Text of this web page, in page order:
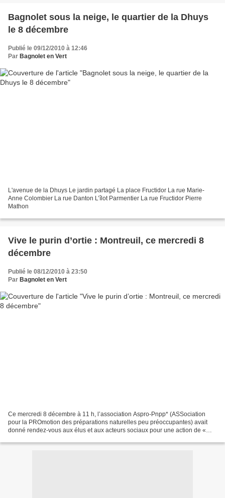
Bagnolet sous la neige, le quartier de la Dhuys
le 8 décembre
Publié le 09/12/2010 à 12:46
Par Bagnolet en Vert
L'avenue de la Dhuys Le jardin partagé La place Fructidor La rue Marie-
Anne Colombier La rue Danton L’îlot Parmentier La rue Fructidor Pierre
Mathon
Vive le purin d’ortie : Montreuil, ce mercredi 8
décembre
Publié le 08/12/2010 à 23:50
Par Bagnolet en Vert
Ce mercredi 8 décembre à 11 h, l’association Aspro-Pnpp* (ASSociation
pour la PROmotion des préparations naturelles peu préoccupantes) avait
donné rendez-vous aux élus et aux acteurs sociaux pour une action de «